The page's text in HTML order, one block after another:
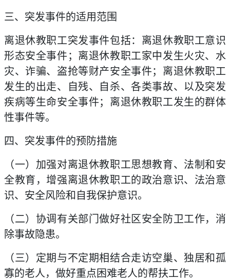
三、突发事件的适用范围
离退休教职工突发事件包括：离退休教职工意识
形态安全事件；离退休教职工家中发生火灾、水
灾、诈骗、盗抢等财产安全事件；离退休教职工
发生的出走、自残、自杀、各类事故、以及突发
疾病等生命安全事件；离退休教职工发生的群体
性事件等。
四、突发事件的预防措施
（一）加强对离退休教职工思想教育、法制和安
全教育，增强离退休教职工的政治意识、法治意
识、安全风险和自我保护意识。
（二）协调有关部门做好社区安全防卫工作，消
除事故隐患。
（三）定期与不定期相结合走访空巢、独居和孤
寡的老人，做好重点困难老人的帮扶工作。